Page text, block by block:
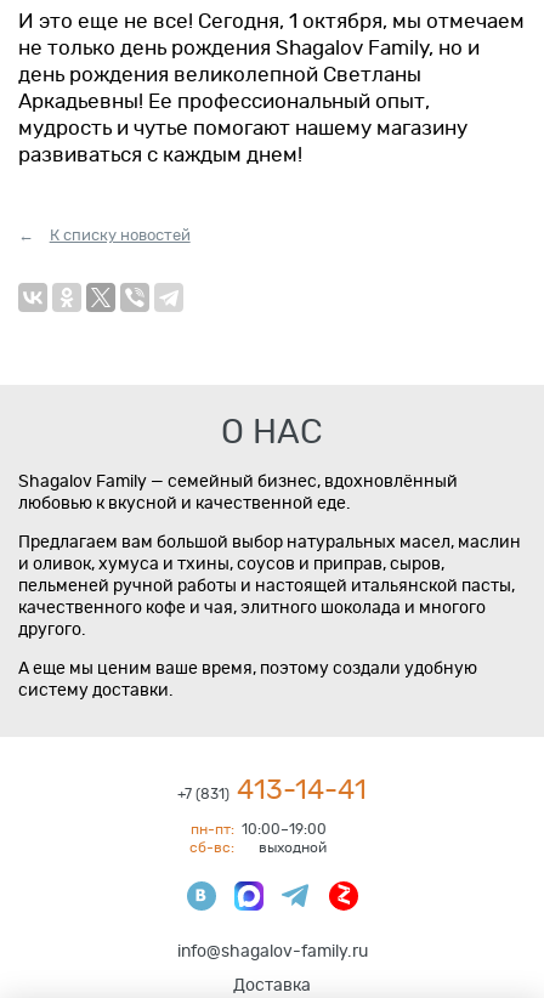
И это еще не все! Сегодня, 1 октября, мы отмечаем
не только день рождения Shagalov Family, но и
день рождения великолепной Светланы
Аркадьевны! Ее профессиональный опыт,
мудрость и чутье помогают нашему магазину
развиваться с каждым днем!
К списку новостей
О НАС
Shagalov Family — семейный бизнес, вдохновлённый
любовью к вкусной и качественной еде.
Предлагаем вам большой выбор натуральных масел, маслин
и оливок, хумуса и тхины, соусов и приправ, сыров,
пельменей ручной работы и настоящей итальянской пасты,
качественного кофе и чая, элитного шоколада и многого
другого.
А еще мы ценим ваше время, поэтому создали удобную
систему доставки.
+7 (831) 413-14-41
пн-пт: 10:00–19:00
сб-вс:
выходной
info@shagalov-family.ru
Доставка